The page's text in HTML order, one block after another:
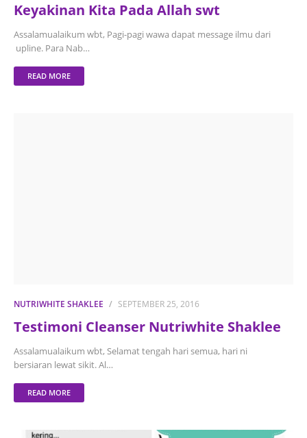
Keyakinan Kita Pada Allah swt
Assalamualaikum wbt, Pagi-pagi wawa dapat message ilmu dari
upline. Para Nab…
READ MORE
NUTRIWHITE SHAKLEE SEPTEMBER 25, 2016
Testimoni Cleanser Nutriwhite Shaklee
Assalamualaikum wbt, Selamat tengah hari semua, hari ni
bersiaran lewat sikit. Al…
READ MORE